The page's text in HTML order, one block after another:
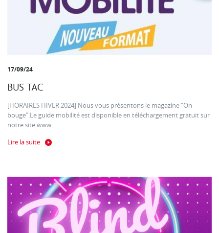
17/09/24
BUS TAC
[HORAIRES HIVER 2024] Nous vous présentons le magazine "On
bouge".Le guide mobilité est disponible en téléchargement gratuit sur
notre site www....
Lire la suite